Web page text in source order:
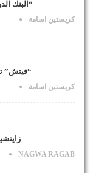
“البنك
كريستين اسامة
“فيتش”
كريستين اسامة
NAGWA RAGAB